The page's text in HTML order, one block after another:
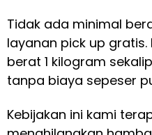
Tidak ada minimal
layanan pick up
berat 1 kilogram
tanpa biaya sepeser
Kebijakan ini kami